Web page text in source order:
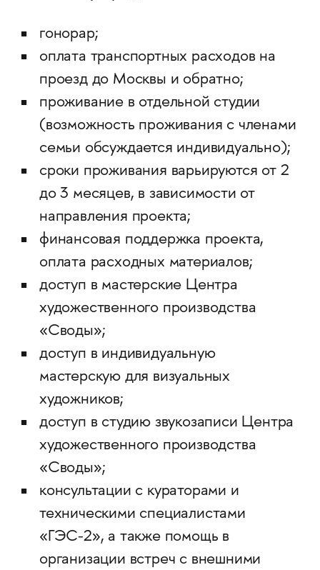
гонорар;
оплата транспортных расходов на
проезд до Москвы и обратно;
проживание в отдельной студии
(возможность проживания с членами
семьи обсуждается индивидуально);
сроки проживания варьируются от 2
до 3 месяцев, в зависимости от
направления проекта;
финансовая поддержка проекта,
оплата расходных материалов;
доступ в мастерские Центра
художественного производства
«Своды»;
доступ в индивидуальную
мастерскую для визуальных
художников;
доступ в студию звукозаписи Центра
художественного производства
«Своды»;
консультации с кураторами и
техническими специалистами
«ГЭС-2», а также помощь в
организации встреч с внешними